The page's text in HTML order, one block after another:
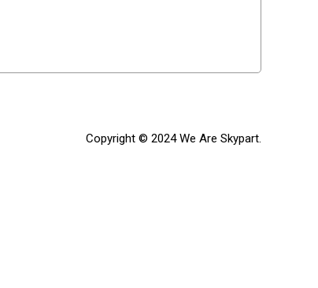
Copyright © 2024 We Are Skypart.